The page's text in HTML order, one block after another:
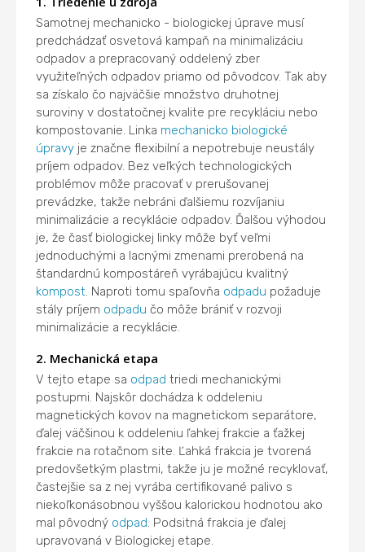
Samotnej mechanicko - biologickej úprave musí
predchádzať osvetová kampaň na minimalizáciu
odpadov a prepracovaný oddelený zber
využiteľných odpadov priamo od pôvodcov. Tak aby
sa získalo čo najväčšie množstvo druhotnej
suroviny v dostatočnej kvalite pre recykláciu nebo
kompostovanie. Linka mechanicko biologické
úpravy je značne flexibilní a nepotrebuje neustály
príjem odpadov. Bez veľkých technologických
problémov môže pracovať v prerušovanej
prevádzke, takže nebráni ďalšiemu rozvíjaniu
minimalizácie a recyklácie odpadov. Ďalšou výhodou
je, že časť biologickej linky môže byť veľmi
jednoduchými a lacnými zmenami prerobená na
štandardnú kompostáreň vyrábajúcu kvalitný
kompost . Naproti tomu spaľovňa odpadu požaduje
stály príjem odpadu čo môže brániť v rozvoji
minimalizácie a recyklácie.
2. Mechanická etapa
V tejto etape sa odpad triedi mechanickými
postupmi. Najskôr dochádza k oddeleniu
magnetických kovov na magnetickom separátore,
ďalej väčšinou k oddeleniu ľahkej frakcie a ťažkej
frakcie na rotačnom site. Ľahká frakcia je tvorená
predovšetkým plastmi, takže ju je možné recyklovať,
častejšie sa z nej vyrába certifikované palivo s
niekoľkonásobnou vyššou kalorickou hodnotou ako
mal pôvodný odpad . Podsitná frakcia je ďalej
upravovaná v Biologickej etape.